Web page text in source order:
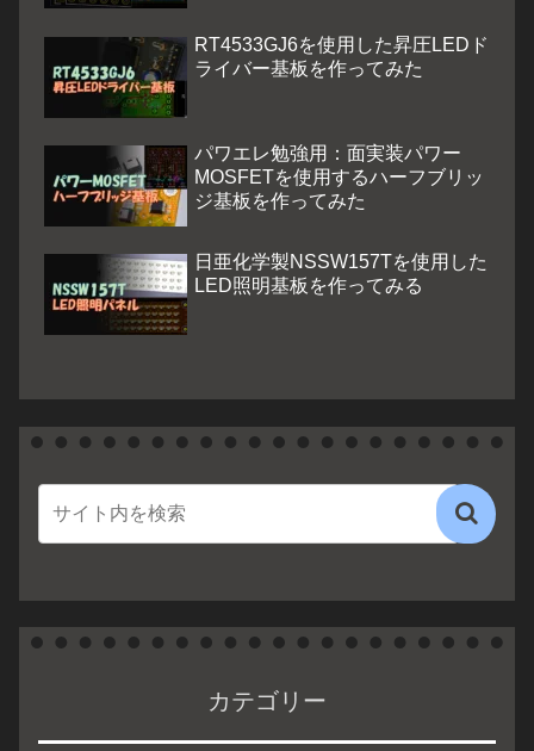
RT4533GJ6を使用した昇圧LEDド
ライバー基板を作ってみた
パワエレ勉強用：面実装パワー
MOSFETを使用するハーフブリッ
ジ基板を作ってみた
日亜化学製NSSW157Tを使用した
LED照明基板を作ってみる
カテゴリー